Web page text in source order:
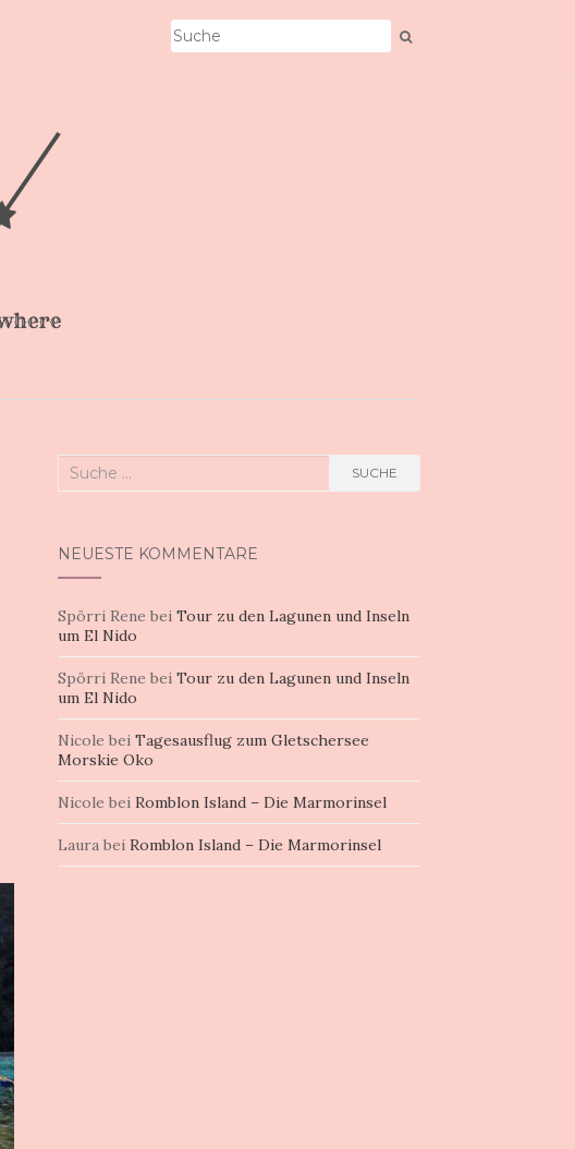
Suche
SUCHE
NEUESTE KOMMENTARE
Spörri Rene bei Tour zu den Lagunen und Inseln
um El Nido
Spörri Rene bei Tour zu den Lagunen und Inseln
um El Nido
Nicole bei Tagesausflug zum Gletschersee
Morskie Oko
Nicole bei Romblon Island – Die Marmorinsel
Laurabei Romblon Island – Die Marmorinsel